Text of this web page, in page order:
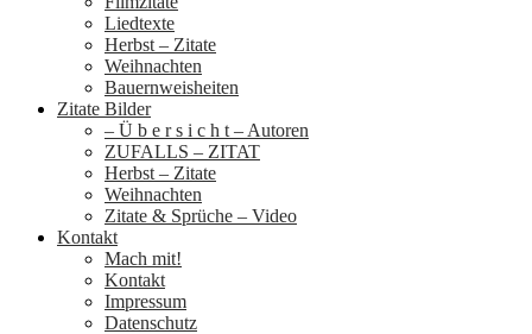
Liedtexte
Herbst – Zitate
Weihnachten
Bauernweisheiten
Zitate Bilder
– Ü b e r s i c h t – Autoren
ZUFALLS – ZITAT
Herbst – Zitate
Weihnachten
Zitate & Sprüche – Video
Kontakt
Mach mit!
Kontakt
Impressum
Datenschutz